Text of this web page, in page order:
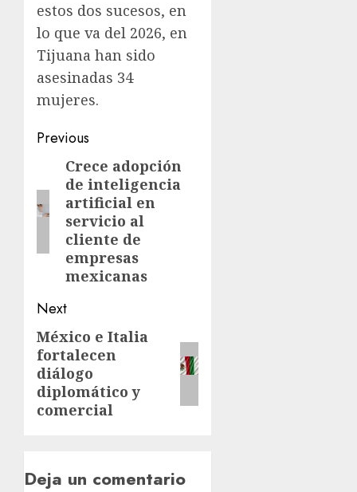
estos dos sucesos, en
lo que va del 2026, en
Tijuana han sido
asesinadas 34
mujeres.
Previous
Crece adopción
de inteligencia
artificial en
servicio al
cliente de
empresas
mexicanas
Next
México e Italia
fortalecen
diálogo
diplomático y
comercial
Deja un comentario